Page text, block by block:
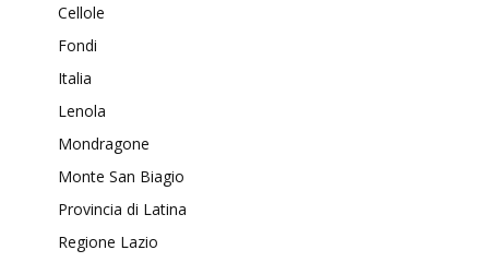
Cellole
Fondi
Italia
Lenola
Mondragone
Monte San Biagio
Provincia di Latina
Regione Lazio